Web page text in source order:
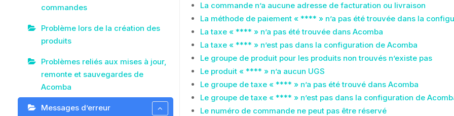
commandes
Problème lors de la création des
produits
Problèmes reliés aux mises à jour,
remonte et sauvegardes de
Acomba
Messages d’erreur
La commande n’a aucune adresse de facturation ou livraison
La méthode de paiement « **** » n’a pas été trouvée dans la
La taxe « **** » n’a pas été trouvée dans Acomba
La taxe « **** » n’est pas dans la configuration de Acomba
Le groupe de produit pour les produits non trouvés n’existe pas
Le produit « **** » n’a aucun UGS
Le groupe de taxe « **** » n’a pas été trouvé dans Acomba
Le groupe de taxe « **** » n’est pas dans la configuration de
Le numéro de commande ne peut pas être réservé